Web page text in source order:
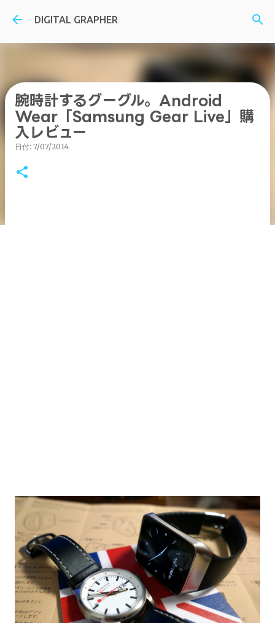
スキップしてメイン コンテンツに移動
DIGITAL GRAPHER
腕時計するグーグル。Android
Wear「Samsung Gear Live」購
入レビュー
日付: 7/07/2014